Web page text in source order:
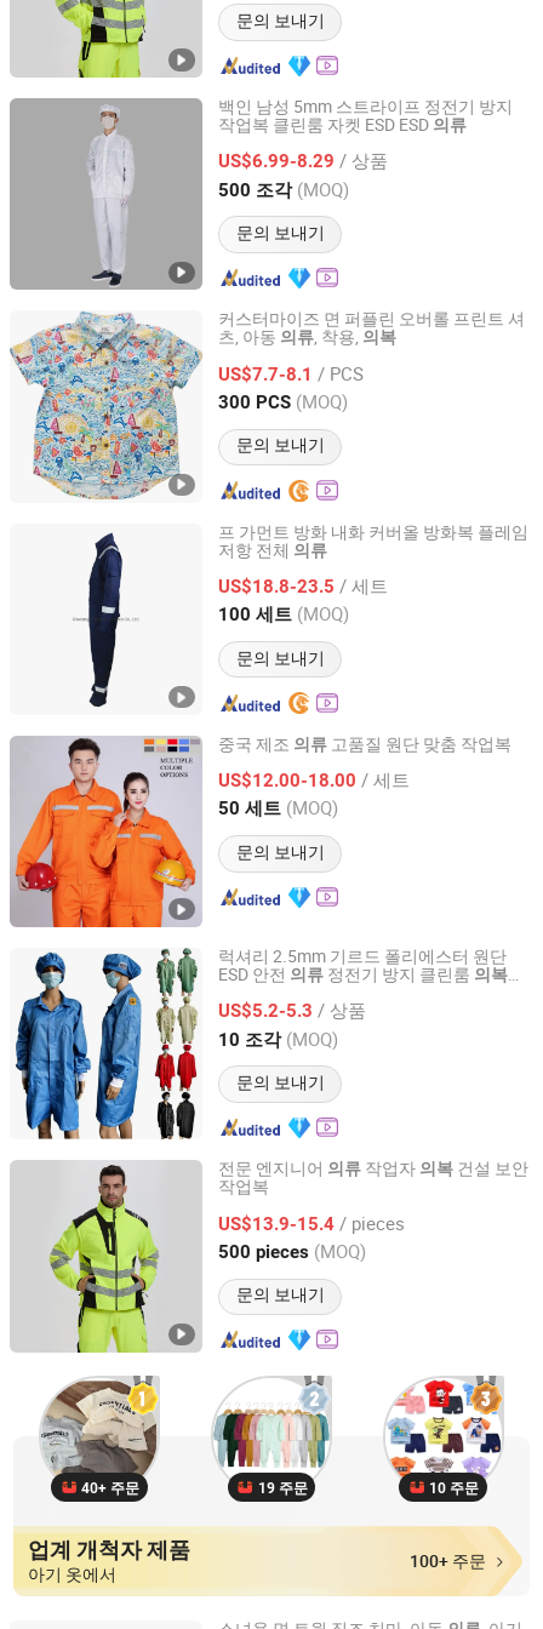
문의 보내기
백인 남성 5mm 스트라이프 정전기 방지
작업복 클린룸 자켓 ESD ESD 의류
US$6.99-8.29 / 상품
500 조각 (MOQ)
문의 보내기
Suzhou Linclean Technology Co., Ltd.
Jiangsu, China 이후 2023
커스터마이즈 면 퍼플린 오버롤 프린트 셔
츠, 아동 의류, 착용, 의복
US$7.7-8.1 / PCS
300 PCS (MOQ)
문의 보내기
NINGBO RELAN IMP. & EXP. CO., LTD.
Zhejiang, China 이후 2020
프 가먼트 방화 내화 커버올 방화복 플레임
저항 전체 의류
US$18.8-23.5 / 세트
100 세트 (MOQ)
문의 보내기
Xinxiang Brilliance Textiles Co., Ltd.
Henan, China 이후 2021
중국 제조 의류 고품질 원단 맞춤 작업복
US$12.00-18.00 / 세트
50 세트 (MOQ)
문의 보내기
SHANDONG AOSHI GARMENTS CO., LTD.
Shandong, China 이후 2021
럭셔리 2.5mm 기르드 폴리에스터 원단
ESD 안전 의류 정전기 방지 클린룸 의복
US$5.2-5.3 / 상품
10 조각 (MOQ)
문의 보내기
Suzhou Quanjuda Purification Technology Co., Ltd
Jiangsu, China 이후 2016
전문 엔지니어 의류 작업자 의복 건설 보안
작업복
US$13.9-15.4 / pieces
500 pieces (MOQ)
문의 보내기
Xinxiang Xinke Protective Technology Co.,Ltd.
Henan, China 이후 2024
40+ 주문 19 주문 10 주문
업계 개척자 제품
아기 옷에서
100+ 주문